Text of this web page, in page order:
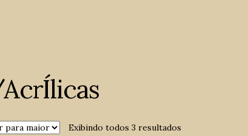
Exibindo todos 3 resultados